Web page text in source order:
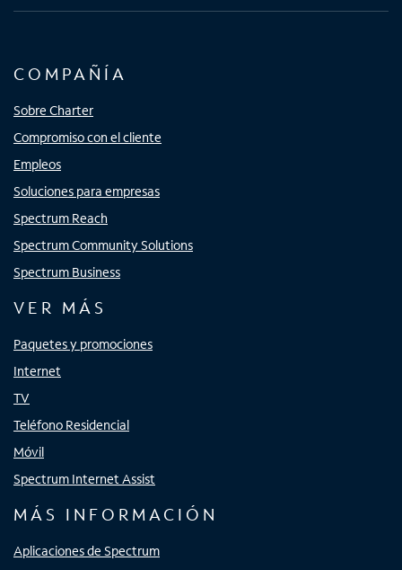
COMPAÑÍA
Sobre Charter
Compromiso con el cliente
Empleos
Soluciones para empresas
Spectrum Reach
Spectrum Community Solutions
Spectrum Business
VER MÁS
Paquetes y promociones
Internet
TV
Teléfono Residencial
Móvil
Spectrum Internet Assist
MÁS INFORMACIÓN
Aplicaciones de Spectrum